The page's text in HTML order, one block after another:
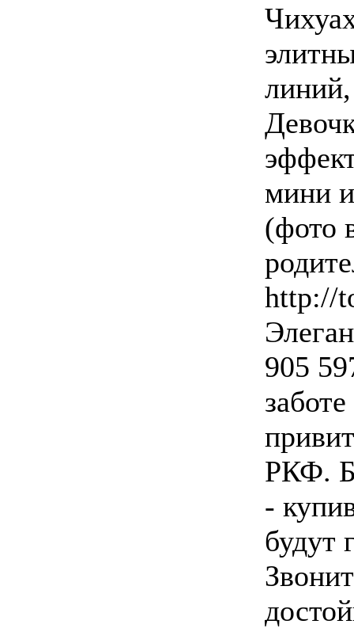
мини
(фото
http://
905
РКФ.
-
будут